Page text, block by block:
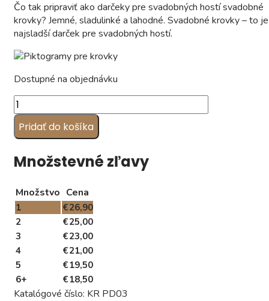
Čo tak pripraviť ako darčeky pre svadobných hostí svadobné
krovky? Jemné, sladulinké a lahodné. Svadobné krovky – to je
najsladší darček pre svadobných hostí.
Dostupné na objednávku
množstvo
Svadobné
krovky,
vzor
PD3
(1
Pridať do košíka
Množstevné zľavy
Množstvo Cena
1 €26,90
2
€25,00
3
€23,00
4
€21,00
5
€19,50
6+
€18,50
Katalógové číslo: KR PD03